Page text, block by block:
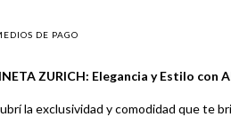
DE PAGO
ZURICH: Elegancia y Estilo con
la exclusividad y comodidad que te